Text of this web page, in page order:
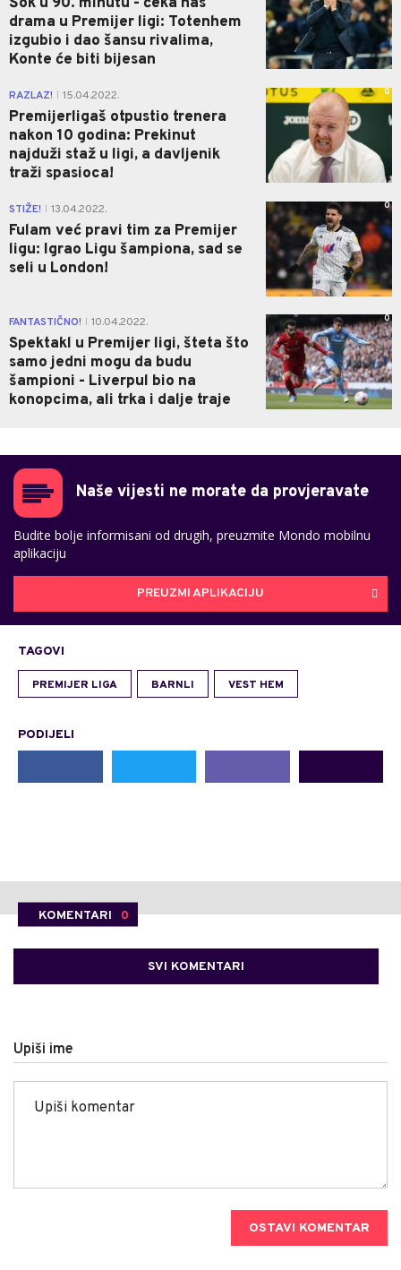
drama u Premijer ligi: Totenhem
izgubio i dao šansu rivalima,
Konte će biti bijesan
RAZLAZ! 15.04.2022.
Premijerligaš otpustio trenera
nakon 10 godina: Prekinut
najduži staž u ligi, a davljenik
traži spasioca!
0
STIŽE! 13.04.2022.
Fulam već pravi tim za Premijer
ligu: Igrao Ligu šampiona, sad se
seli u London!
0
FANTASTIČNO! 10.04.2022.
Spektakl u Premijer ligi, šteta što
samo jedni mogu da budu
šampioni - Liverpul bio na
konopcima, ali trka i dalje traje
0
Naše vijesti ne morate da provjeravate
Budite bolje informisani od drugih, preuzmite Mondo mobilnu
aplikaciju
PREUZMI APLIKACIJU
TAGOVI
PREMIJER LIGA BARNLI VEST HEM
PODIJELI
KOMENTARI 0
SVI KOMENTARI
Upiši ime
OSTAVI KOMENTAR